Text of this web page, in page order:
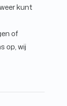
kunt
of
op, wij